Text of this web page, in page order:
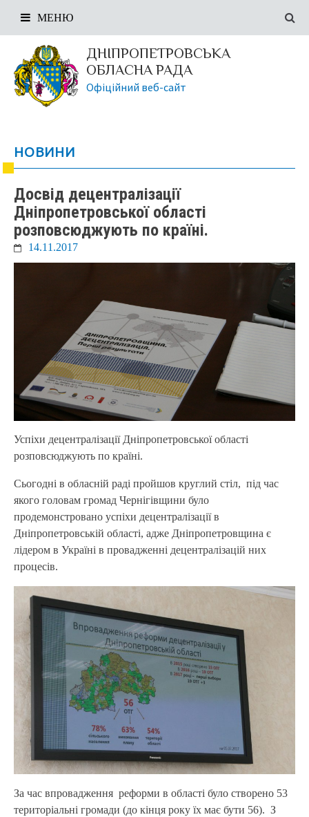
ДНІПРОПЕТРОВСЬКА
ОБЛАСНА РАДА
Офіційний веб-сайт
МЕНЮ
НОВИНИ
Досвід децентралізації
Дніпропетровської області
розповсюджують по країні.
14.11.2017
Успіхи децентралізації Дніпропетровської області
розповсюджують по країні.
Сьогодні в обласній раді пройшов круглий стіл, під час
якого головам громад Чернігівщини було
продемонстровано успіхи децентралізації в
Дніпропетровській області, адже Дніпропетровщина є
лідером в Україні в провадженні децентралізацій них
процесів.
За час впровадження реформи в області було створено 53
територіальні громади (до кінця року їх має бути 56). З